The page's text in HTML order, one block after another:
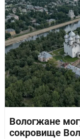
Вологжане
сокровище